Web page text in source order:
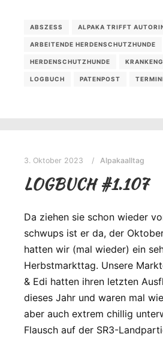
ABSZESS ALPAKA TRIFFT
ARBEITENDE HERDENSCHUTZHUNDE
HERDENSCHUTZHUNDE
LOGBUCH PATENPOST
3. Oktober 2023 Alpakaalltag
LOGBUCH #1.107
Da ziehen sie schon wieder
schwups ist er da, der
hatten wir (mal wieder) ein
Herbstmarkttag. Unsere
& Edi hatten ihren letzten
dieses Jahr und waren mal
aber auch extrem chillig
Flausch auf der SR3-